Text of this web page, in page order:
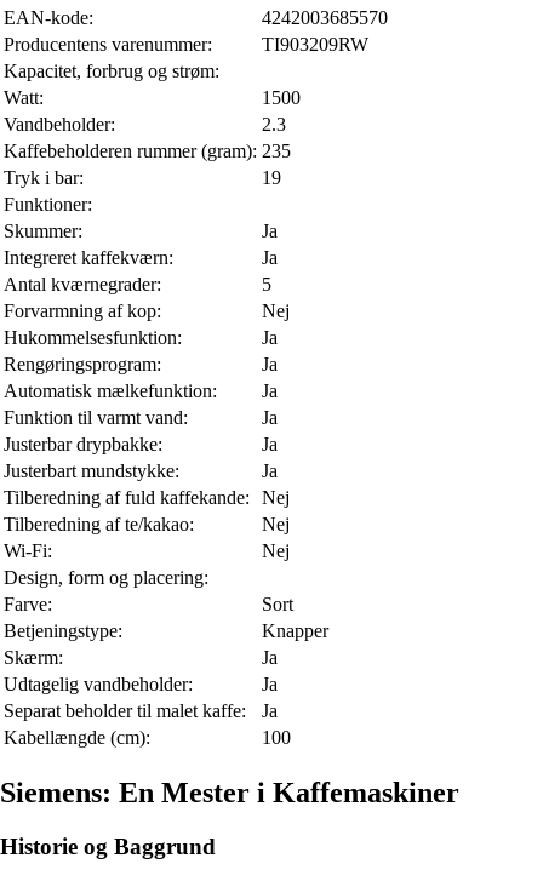
EAN-kode:
4242003685570
Producentens varenummer:
TI903209RW
Kapacitet, forbrug og strøm:
Watt:
1500
Vandbeholder:
2.3
Kaffebeholderen rummer (gram): 235
Tryk i bar:
19
Funktioner:
Skummer:
Ja
Integreret kaffekværn:
Ja
Antal kværnegrader:
5
Forvarmning af kop:
Nej
Hukommelsesfunktion:
Ja
Rengøringsprogram:
Ja
Automatisk mælkefunktion:
Ja
Funktion til varmt vand:
Ja
Justerbar drypbakke:
Ja
Justerbart mundstykke:
Ja
Tilberedning af fuld kaffekande:
Nej
Tilberedning af te/kakao:
Nej
Wi-Fi:
Nej
Design, form og placering:
Farve:
Sort
Betjeningstype:
Knapper
Skærm:
Ja
Udtagelig vandbeholder:
Ja
Separat beholder til malet kaffe:
Ja
Kabellængde (cm):
100
Siemens: En Mester i Kaffemaskiner
Historie og Baggrund